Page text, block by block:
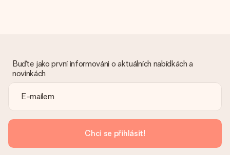
vhodné řešení.
Je faktura odeslána spolu s objednávkou?
vždy v potvrzovacím e-mailu a vždy ji najdete ve svém účtu
MySurprise. To znamená, že můžete dar doručit přímo
příjemci, což je opravdovým překvapením!
Buďte jako první informováni o aktuálních nabídkách a
novinkách
Chci se přihlásit!